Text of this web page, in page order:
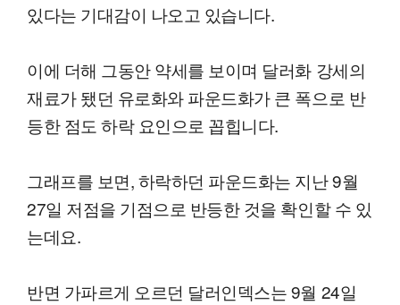
있다는 기대감이 나오고 있습니다.
이에 더해 그동안 약세를 보이며 달러화 강세의
재료가 됐던 유로화와 파운드화가 큰 폭으로 반
등한 점도 하락 요인으로 꼽힙니다.
그래프를 보면, 하락하던 파운드화는 지난 9월
27일 저점을 기점으로 반등한 것을 확인할 수 있
는데요.
반면 가파르게 오르던 달러인덱스는 9월 24일